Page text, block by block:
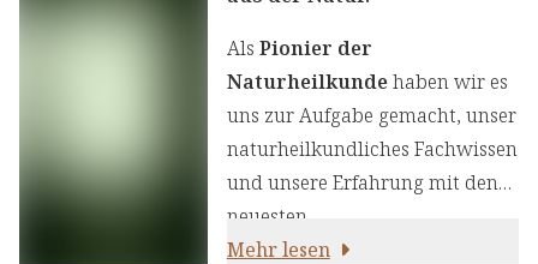
Als Pionier der
Naturheilkundehaben wir es
uns zur Aufgabe gemacht, unser
naturheilkundliches Fachwissen
und unsere Erfahrung mit den
neuesten
ernährungswissenschaftlichen
Mehr lesen